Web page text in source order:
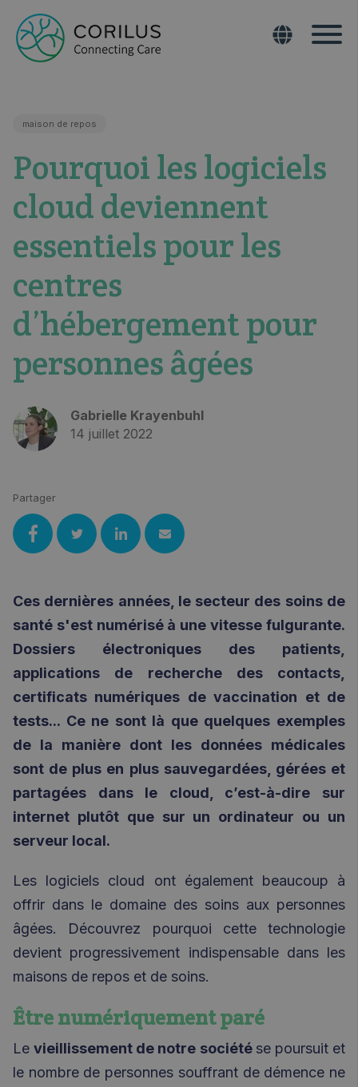
maison de repos
Pourquoi les logiciels
cloud deviennent
essentiels pour les
centres
d’hébergement pour
personnes âgées
Gabrielle Krayenbuhl
14 juillet 2022
Partager
Ces dernières années, le secteur des soins de
santé s'est numérisé à une vitesse fulgurante.
Dossiers électroniques des patients,
applications de recherche des contacts,
certificats numériques de vaccination et de
tests... Ce ne sont là que quelques exemples
de la manière dont les données médicales
sont de plus en plus sauvegardées, gérées et
partagées dans le cloud, c’est-à-dire sur
internet plutôt que sur un ordinateur ou un
serveur local.
Les logiciels cloud ont également beaucoup à
offrir dans le domaine des soins aux personnes
âgées. Découvrez pourquoi cette technologie
devient progressivement indispensable dans les
maisons de repos et de soins.
Être numériquement paré
Levieillissement de notre société se poursuit et
le nombre de personnes souffrant de démence ne